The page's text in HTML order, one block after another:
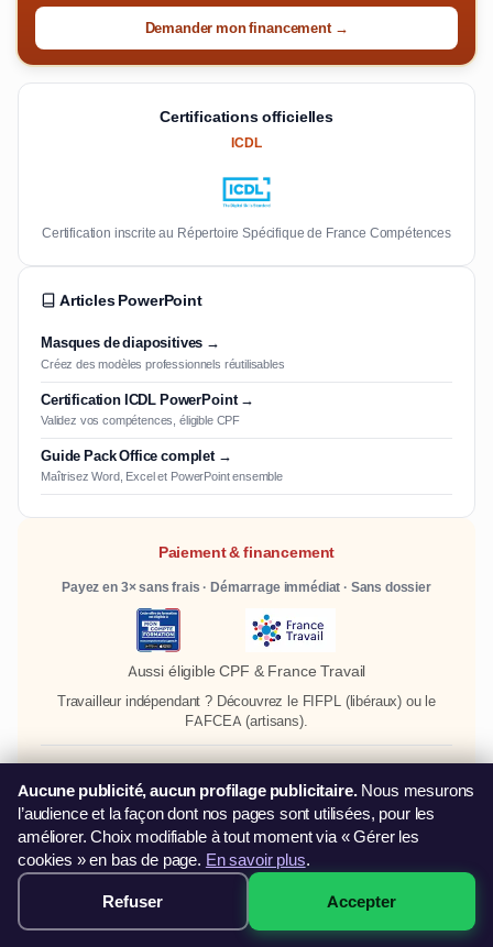
Demander mon financement →
Certifications officielles
ICDL
Certification inscrite au Répertoire Spécifique de France Compétences
Articles PowerPoint
Masques de diapositives →
Créez des modèles professionnels réutilisables
Certification ICDL PowerPoint →
Validez vos compétences, éligible CPF
Guide Pack Office complet →
Maîtrisez Word, Excel et PowerPoint ensemble
Paiement & financement
Payez en 3× sans frais · Démarrage immédiat · Sans dossier
Aussi éligible CPF & France Travail
Travailleur indépendant ? Découvrez le FIFPL(libéraux) ou le
FAFCEA (artisans).
Villes de Hauts-de-France
249€ · Voir les sessions →
Aucune publicité, aucun profilage publicitaire.Nous mesurons
l’audience et la façon dont nos pages sont utilisées, pour les
améliorer. Choix modifiable à tout moment via « Gérer les
cookies » en bas de page. En savoir plus.
Refuser Accepter